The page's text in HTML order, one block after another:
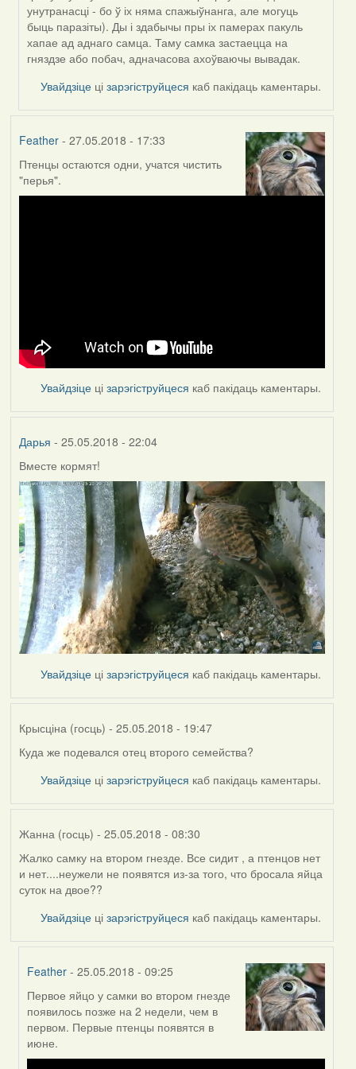
унутранасці - бо ў іх няма спажыўнанга, але могуць
быць паразіты). Ды і здабычы пры іх памерах пакуль
хапае ад аднаго самца. Таму самка застаецца на
гняздзе або побач, адначасова ахоўваючы вывадак.
Увайдзіце цізарэгіструйцеся каб пакідаць каментары.
Feather- 27.05.2018 - 17:33
Птенцы остаются одни, учатся чистить
"перья".
Увайдзіце цізарэгіструйцеся каб пакідаць каментары.
Дарья - 25.05.2018 - 22:04
Вместе кормят!
Увайдзіце цізарэгіструйцеся каб пакідаць каментары.
Крысціна (госць) - 25.05.2018 - 19:47
Куда же подевался отец второго семейства?
Увайдзіце цізарэгіструйцеся каб пакідаць каментары.
Жанна (госць) - 25.05.2018 - 08:30
Жалко самку на втором гнезде. Все сидит , а птенцов нет
и нет....неужели не появятся из-за того, что бросала яйца
суток на двое??
Увайдзіце цізарэгіструйцеся каб пакідаць каментары.
Feather - 25.05.2018 - 09:25
In
reply
to
by
Первое яйцо у самки во втором гнезде
появилось позже на 2 недели, чем в
первом. Первые птенцы появятся в
июне.